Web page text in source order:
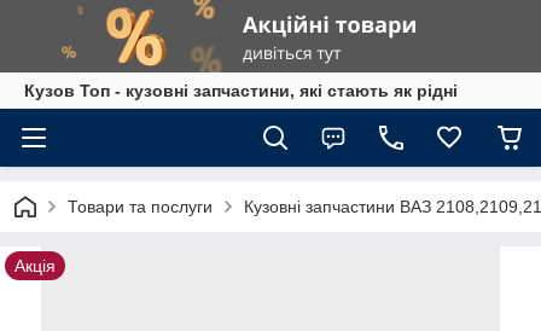
Кузов Топ - кузовні запчастини, які стають як рідні
Товари та послуги Кузовні запчастини ВАЗ
Акція